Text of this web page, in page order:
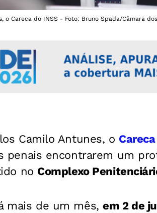
o Careca do INSS - Foto: Bruno Spada/Câmara
Camilo Antunes, o
penais encontrarem um
no Complexo
mais de um mês,em 2 de